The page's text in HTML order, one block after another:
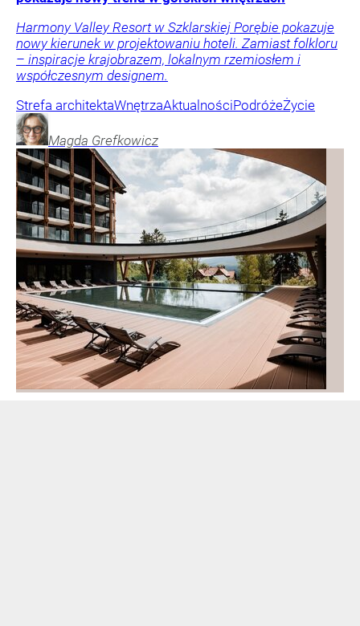
Harmony Valley Resort w Szklarskiej Porębie pokazuje
nowy kierunek w projektowaniu hoteli. Zamiast folkloru
– inspiracje krajobrazem, lokalnym rzemiosłem i
współczesnym designem.
Strefa architektaWnętrzaAktualnościPodróżeŻycie
Magda Grefkowicz